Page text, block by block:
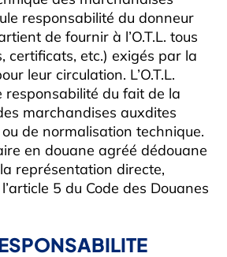
responsabilité du donneur
de fournir à l’O.T.L. tous
certificats, etc.) exigés par la
leur circulation. L’O.T.L.
responsabilité du fait de la
marchandises auxdites
de normalisation technique.
en douane agréé dédouane
représentation directe,
5 du Code des Douanes